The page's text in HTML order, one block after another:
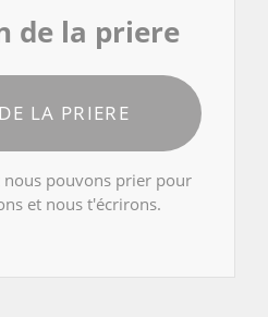
de la priere
LA PRIERE
pouvons prier pour
et nous t'écrirons.